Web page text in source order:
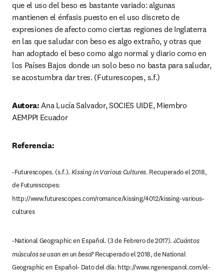
que el uso del beso es bastante variado: algunas
mantienen el énfasis puesto en el uso discreto de
expresiones de afecto como ciertas regiones de Inglaterra
en las que saludar con beso es algo extraño, y otras que
han adoptado el beso como algo normal y diario como en
los Países Bajos donde un solo beso no basta para saludar,
se acostumbra dar tres. (Futurescopes, s.f.)
Autora: Ana Lucía Salvador, SOCIES UIDE, Miembro
AEMPPI Ecuador
Referencia:
-Futurescopes. (s.f.). Kissing in Various Cultures. Recuperado el 2018,
de Futurescopes:
http://www.futurescopes.com/romance/kissing/4012/kissing-various-
cultures
-National Geographic en Español. (3 de Febrero de 2017). ¿Cuántos
músculos se usan en un beso? Recuperado el 2018, de National
Geographic en Español- Dato del día: http://www.ngenespanol.com/el-